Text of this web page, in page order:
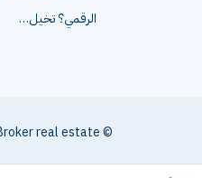
الرقمي؟ تخيل…
© All rights received, Broker real estate